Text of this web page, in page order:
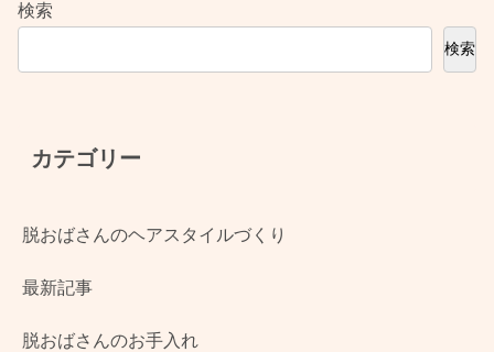
検索
検索
カテゴリー
脱おばさんのヘアスタイルづくり
最新記事
脱おばさんのお手入れ